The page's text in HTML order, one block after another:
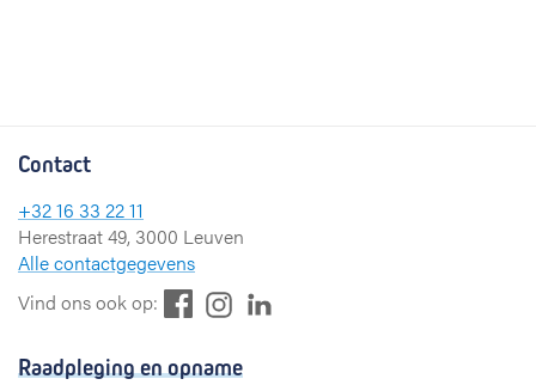
Contact
+32 16 33 22 11
Herestraat 49, 3000 Leuven
Alle contactgegevens
Vind ons ook op:
Raadpleging en opname